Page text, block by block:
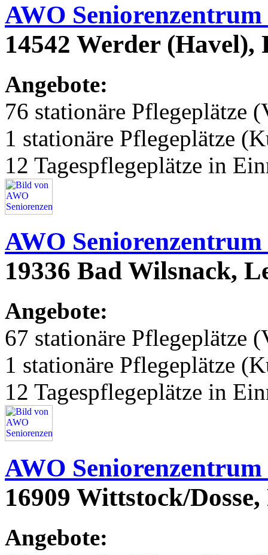
AWO
14542 Werder (Havel),
Angebote:
76 stationäre Pflegeplätze
1 stationäre Pflegeplätze
12 Tagespflegeplätze in
AWO
19336 Bad Wilsnack,
Angebote:
67 stationäre Pflegeplätze
1 stationäre Pflegeplätze
12 Tagespflegeplätze in
AWO
16909 Wittstock/
Angebote: